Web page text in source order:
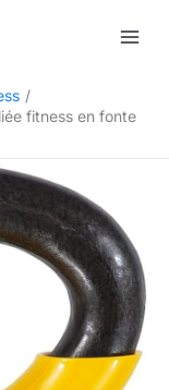
fitness en fonte